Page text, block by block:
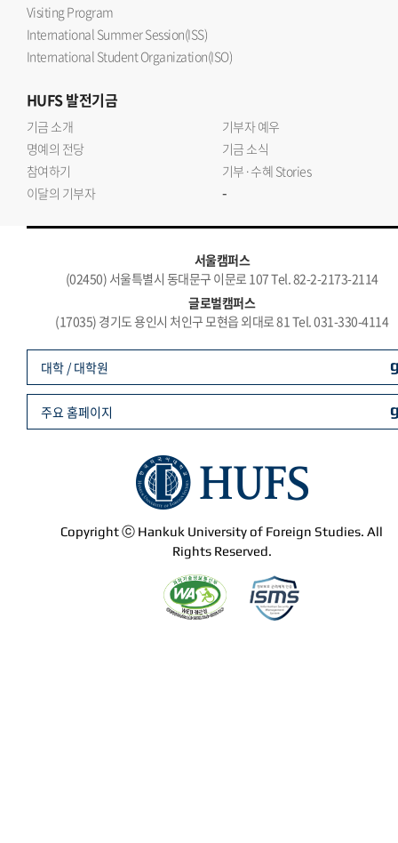
Visiting Program
International Summer Session(ISS)
International Student Organization(ISO)
HUFS발전기금
기금 소개
기부자 예우
명예의 전당
기금 소식
참여하기
기부·수혜 Stories
이달의 기부자
-
서울캠퍼스
(02450) 서울특별시 동대문구 이문로 107 Tel. 82-2-2173-2114
글로벌캠퍼스
(17035) 경기도 용인시 처인구 모현읍 외대로 81 Tel. 031-330-4114
Copyright ⓒ Hankuk University of Foreign Studies. All
Rights Reserved.
대학 / 대학원
주요 홈페이지